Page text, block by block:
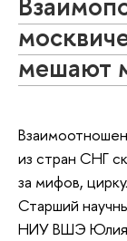
мешают
из стран СНГ
за мифов,
Старший
НИУ ВШЭ Юлия